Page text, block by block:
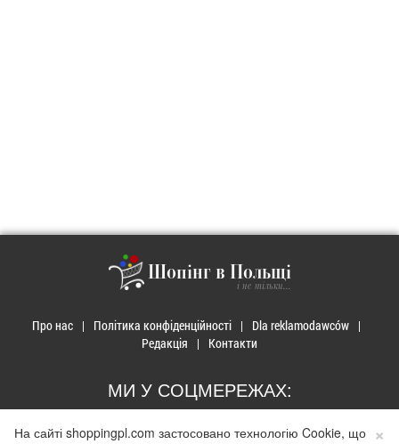
Шопінг в Польщі
і не тільки...
Про нас Політика конфіденційності
Dla reklamodawców
Редакція
Контакти
МИ У СОЦМЕРЕЖАХ:
×
На сайті shoppingpl.com застосовано технологію Cookie, що